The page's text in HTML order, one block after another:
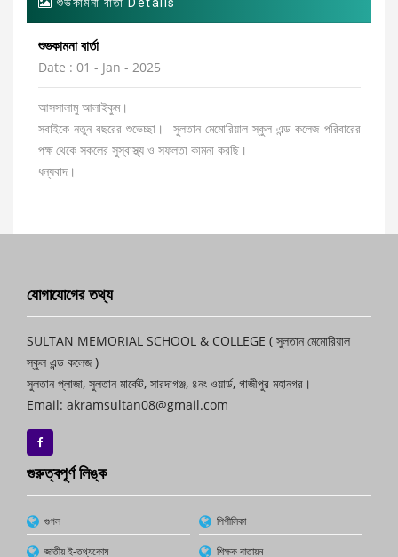
শুভকামনা বার্তা
Date : 01 - Jan - 2025
আসসালামু আলাইকুম।
সবাইকে নতুন বছরের শুভেচ্ছা। সুলতান মেমোরিয়াল স্কুল এন্ড কলেজ পরিবারের
পক্ষ থেকে সকলের সুস্বাস্থ্য ও সফলতা কামনা করছি।
ধন্যবাদ।
যোগাযোগের তথ্য
SULTAN MEMORIAL SCHOOL & COLLEGE ( সুলতান মেমোরিয়াল
স্কুল এন্ড কলেজ )
সুলতান প্লাজা, সুলতান মার্কেট, সারদাগঞ্জ, ৪নং ওয়ার্ড, গাজীপুর মহানগর।
Email: akramsultan08@gmail.com
গুরুত্বপূর্ণ লিঙ্ক
গুগল
পিপীলিকা
জাতীয় ই-তথ্যকোষ
শিক্ষক বাতায়ন